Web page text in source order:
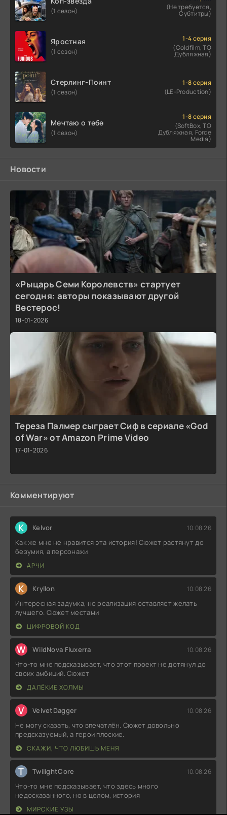
(1 сезон)
(Не требуется,
Субтитры)
Яростная
(1 сезон)
1-4 серия
(Coldfilm, ТО
Дубляжная)
Стерлинг-Поинт
(1 сезон)
1-8 серия
(LE-Production)
Мечтаю о тебе
(1 сезон)
1-8 серия
(SoftBox, ТО
Дубляжная, Force
Media)
Новости
«Рыцарь Семи Королевств» стартует
сегодня: авторы показывают другой
Вестерос!
18-01-2026
Тереза Палмер сыграет Сиф в сериале «God
of War» от Amazon Prime Video
17-01-2026
Комментируют
K Kelvor 10.08.26
Как же мне не нравится эта история! Сюжет растянут до
безумия, а персонажи
АРЧИ
K Kryllon 10.08.26
Интересная задумка, но реализация оставляет желать
лучшего. Сюжет местами
ЦИФРОВОЙ КОД
W WildNova Fluxerra 10.08.26
Что-то мне подсказывает, что этот проект не дотянул до
своих амбиций. Сюжет
ДАЛЁКИЕ ХОЛМЫ
V VelvetDagger 10.08.26
Не могу сказать, что впечатлён. Сюжет довольно
предсказуемый, а герои плоские.
СКАЖИ, ЧТО ЛЮБИШЬ МЕНЯ
T TwilightCore 10.08.26
Что-то мне подсказывает, что здесь много
недосказанного, но в целом, история
МИРСКИЕ УЗЫ